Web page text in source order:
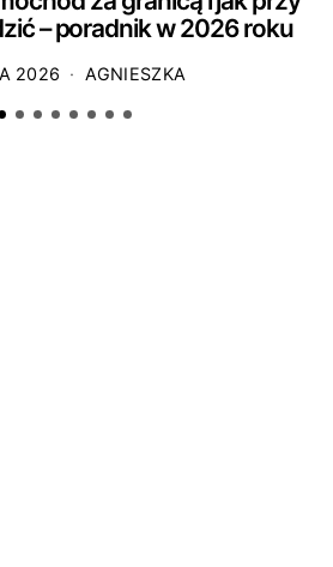
– poradnik w 2026 roku
2026 AGNIESZKA